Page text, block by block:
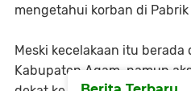
mengetahui korban di
Meski kecelakaan itu
Kabupaten Agam, namun